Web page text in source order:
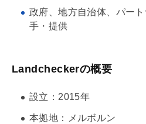
政府、地方自治体、パー
手・提供
Landcheckerの概要
設立：2015年
本拠地：メルボルン